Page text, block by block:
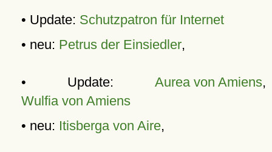
• Update: Schutzpatron für Internet
• neu: Petrus der Einsiedler,
• Update: Aurea von Amiens,
Wulfia von Amiens
• neu: Itisberga von Aire,